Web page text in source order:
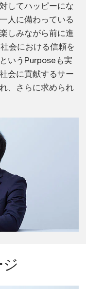
してハッピーにな
人に備わっている
しみながら前に進
会における信頼を
いうPurposeも実
会に貢献するサー
、さらに求められ